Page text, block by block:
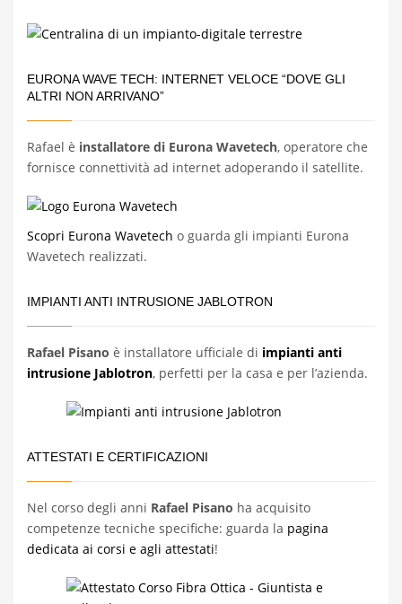
EURONA WAVE TECH: INTERNET VELOCE “DOVE GLI
ALTRI NON ARRIVANO”
Rafael è installatore di Eurona Wavetech, operatore che
fornisce connettività ad internet adoperando il satellite.
Scopri Eurona Wavetech o guarda gli impianti Eurona
Wavetech realizzati.
IMPIANTI ANTI INTRUSIONE JABLOTRON
Rafael Pisano è installatore ufficiale di impianti anti
intrusione Jablotron, perfetti per la casa e per l’azienda.
ATTESTATI E CERTIFICAZIONI
Nel corso degli anni Rafael Pisano ha acquisito
competenze tecniche specifiche: guarda la pagina
dedicata ai corsi e agli attestati!